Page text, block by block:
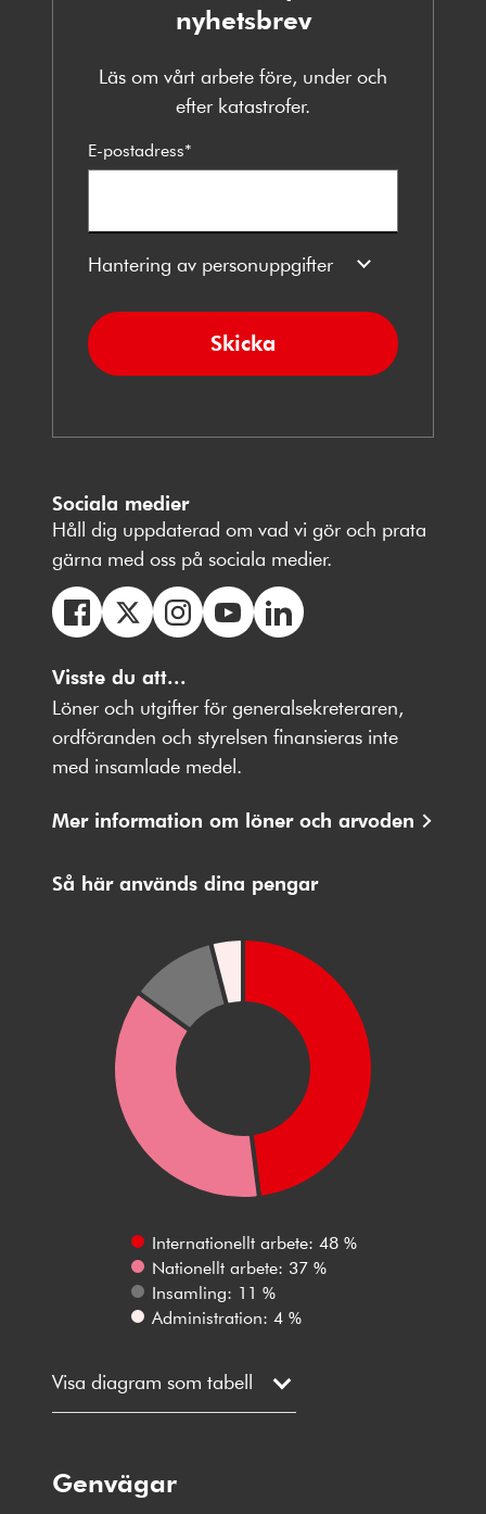
nyhetsbrev
Läs om vårt arbete före, under och
efter katastrofer.
E-postadress*
Hantering av personuppgifter
Skicka
Sociala medier
Håll dig uppdaterad om vad vi gör och prata
gärna med oss på sociala medier.
oss
på
Facebbok
oss
på
oss
på
Instagram
på
Youtube
på
LinkedIn
Visste du att...
Löner och utgifter för generalsekreteraren,
ordföranden och styrelsen finansieras inte
med insamlade medel.
Mer information om löner och arvoden
Så här används dina pengar
Internationellt arbete: 48 %
Nationellt arbete: 37 %
Insamling: 11 %
Administration: 4 %
Visa diagram som tabell
Genvägar